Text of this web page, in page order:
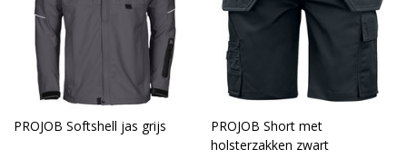
PROJOB Softshell jas grijs
PROJOB Short met
holsterzakken zwart